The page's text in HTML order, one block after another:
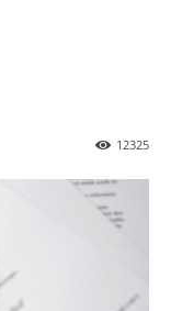
12325